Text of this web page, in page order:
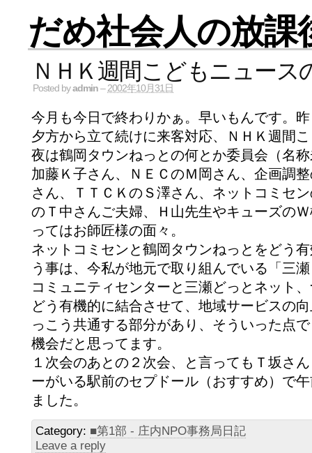
だめ社会人の放課
ＮＨＫ週間こどもニュース
Posted byadmin –2002年10月31日
今月も今日で終わりかぁ。早いもんです。
夕方から立て続けに来客対応、ＮＨＫ週間
夜は鶴岡タウンねっとの何とか委員会（名
加藤Ｋ子さん、ＮＥＣのＭ岡さん、企画調
さん、ＴＴＣＫのＳ澤さん、ネットコミセ
のＴ中さんご夫婦、Ｈ山先生やキューズの
ってはお師匠様の面々。
ネットコミセンと鶴岡タウンねっとをどう
う事は、今私が地元で取り組んでいる「三
コミュニティセンターと三瀬どっとネット
どう有機的に結合させて、地域サービスの
っこう共通する部分があり、そういった点
機会だと思ってます。
１次会のあとの２次会、と言ってもＴ坂さ
ーがいる駅前のセプドール（おすすめ）で
ました。
Category: ■第1部 - 庄内NPO事務局日記
Leave a reply